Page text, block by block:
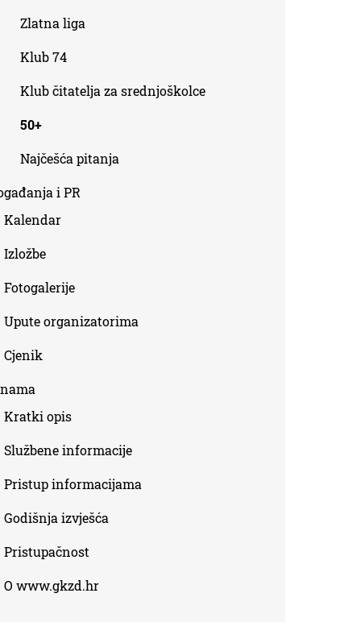
Zlatna liga
Klub 74
Klub čitatelja za srednjoškolce
50+
Najčešća pitanja
i PR
Kalendar
Izložbe
Fotogalerije
Upute organizatorima
Cjenik
Kratki opis
Službene informacije
Pristup informacijama
Godišnja izvješća
Pristupačnost
O www.gkzd.hr